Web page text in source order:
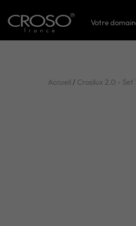
Votre
Accueil / Crosilux 2.0 - Set